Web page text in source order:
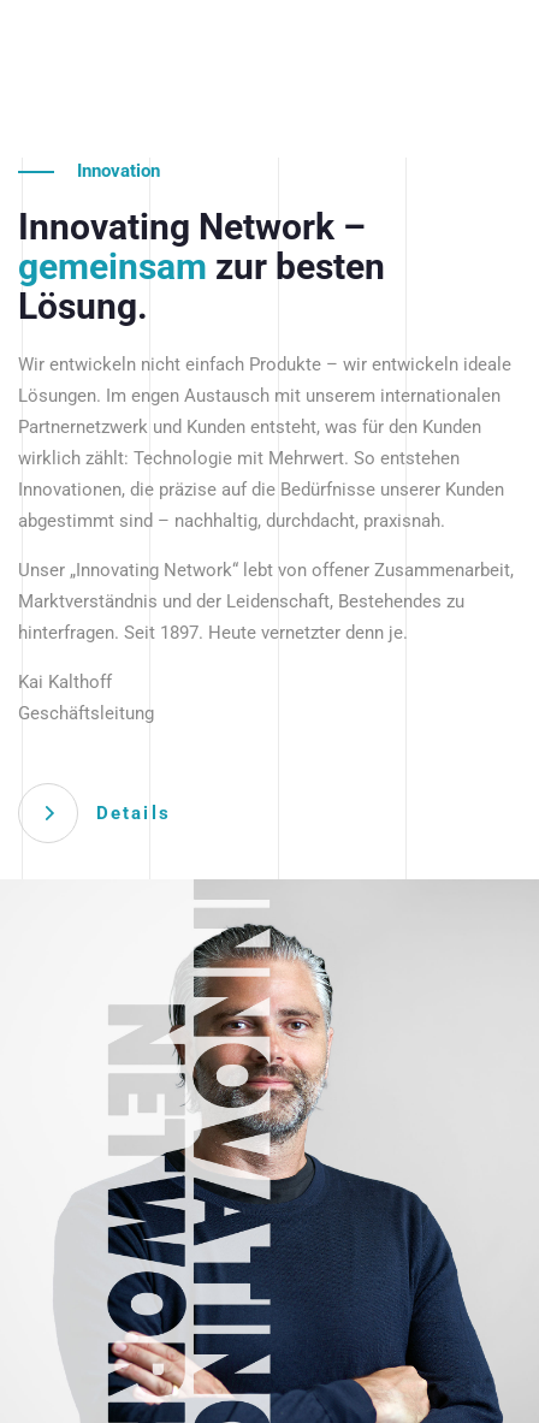
Innovation
Innovating Network –
gemeinsam zur besten
Lösung.
Wir entwickeln nicht einfach Produkte – wir entwickeln ideale
Lösungen. Im engen Austausch mit unserem internationalen
Partnernetzwerk und Kunden entsteht, was für den Kunden
wirklich zählt: Technologie mit Mehrwert. So entstehen
Innovationen, die präzise auf die Bedürfnisse unserer Kunden
abgestimmt sind – nachhaltig, durchdacht, praxisnah.
Unser „Innovating Network“ lebt von offener Zusammenarbeit,
Marktverständnis und der Leidenschaft, Bestehendes zu
hinterfragen. Seit 1897. Heute vernetzter denn je.
Kai Kalthoff
Geschäftsleitung
Details